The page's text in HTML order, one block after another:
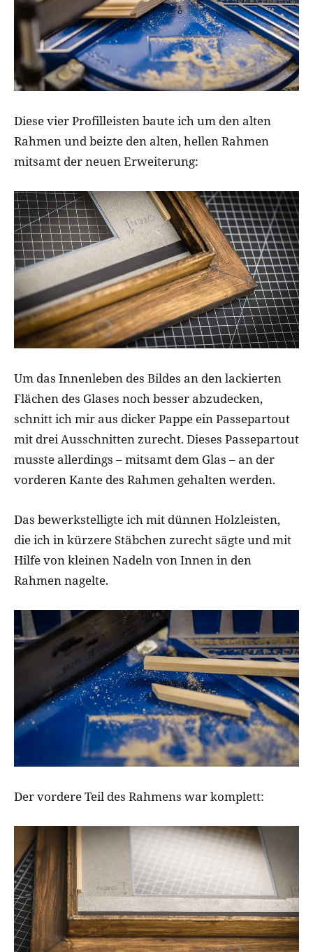
Diese vier Profilleisten baute ich um den alten
Rahmen und beizte den alten, hellen Rahmen
mitsamt der neuen Erweiterung:
Um das Innenleben des Bildes an den lackierten
Flächen des Glases noch besser abzudecken,
schnitt ich mir aus dicker Pappe ein Passepartout
mit drei Ausschnitten zurecht. Dieses Passepartout
musste allerdings – mitsamt dem Glas – an der
vorderen Kante des Rahmen gehalten werden.
Das bewerkstelligte ich mit dünnen Holzleisten,
die ich in kürzere Stäbchen zurecht sägte und mit
Hilfe von kleinen Nadeln von Innen in den
Rahmen nagelte.
Der vordere Teil des Rahmens war komplett: